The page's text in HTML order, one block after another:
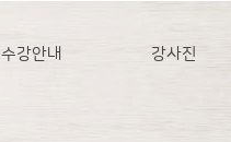
수강안내 강사진